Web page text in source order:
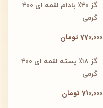
گز ۴۰٪ بادام لقمه ای ۴۰۰
گرمی
770,000 تومان
گز ۱۸٪ پسته لقمه ای ۴۰۰
گرمی
710,000 تومان